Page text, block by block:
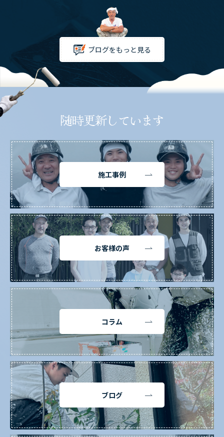
ブログをもっと見る
随時更新しています
施工事例
お客様の声
コラム
ブログ